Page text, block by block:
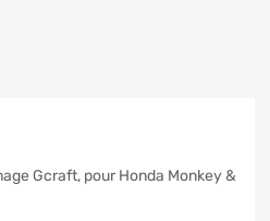
Gcraft, pour Honda Monkey &